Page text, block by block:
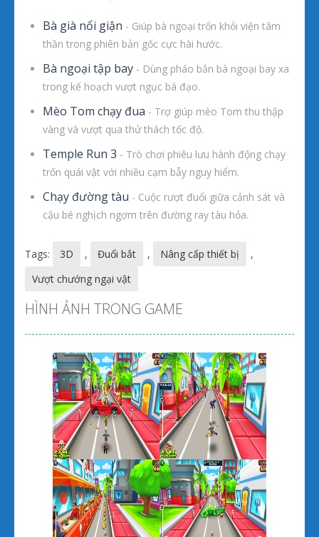
Bà già nổi giận - Giúp bà ngoại trốn khỏi viện tâm
thần trong phiên bản gốc cực hài hước.
Bà ngoại tập bay - Dùng pháo bắn bà ngoại bay xa
trong kế hoạch vượt ngục bá đạo.
Mèo Tom chạy đua - Trợ giúp mèo Tom thu thập
vàng và vượt qua thử thách tốc độ.
Temple Run 3 - Trò chơi phiêu lưu hành động chạy
trốn quái vật với nhiều cạm bẫy nguy hiểm.
Chạy đường tàu - Cuộc rượt đuổi giữa cảnh sát và
cậu bé nghịch ngợm trên đường ray tàu hỏa.
Tags: 3D , Đuổi bắt , Nâng cấp thiết bị
,
Vượt chướng ngại vật
HÌNH ẢNH TRONG GAME